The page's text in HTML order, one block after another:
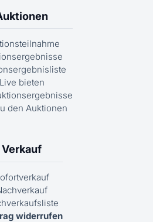
Live bieten
den Auktionen
Verkauf
widerrufen